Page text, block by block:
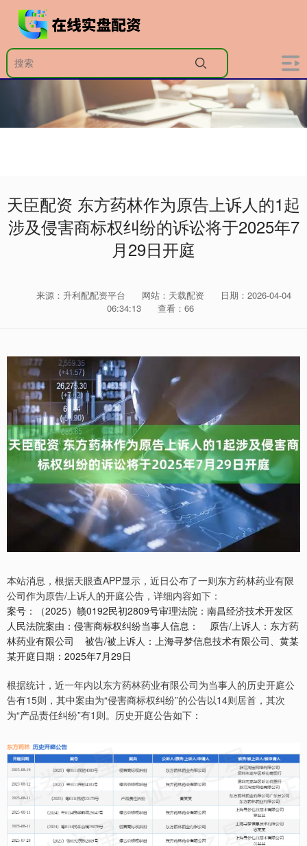
天臣配资 东方药林作为原告上诉人的1起
涉及侵害商标权纠纷的诉讼将于2025年7
月29日开庭
来源：升利配配资平台 网站：天载配资
日期：2026-04-04
06:34:13
查看：66
本站消息，根据天眼查APP显示，近日公布了一则东方药林药业有限
公司作为原告/上诉人的开庭公告，详细内容如下：
案号：（2025）赣0192民初2809号审理法院：南昌经济技术开发区
人民法院案由：侵害商标权纠纷当事人信息： 原告/上诉人：东方药
林药业有限公司 被告/被上诉人：上海寻梦信息技术有限公司、黄某
某开庭日期：2025年7月29日
根据统计，近一年内以东方药林药业有限公司为当事人的历史开庭公
告有15则，其中案由为“侵害商标权纠纷”的公告以14则居首，其次
为“产品责任纠纷”有1则。历史开庭公告如下：